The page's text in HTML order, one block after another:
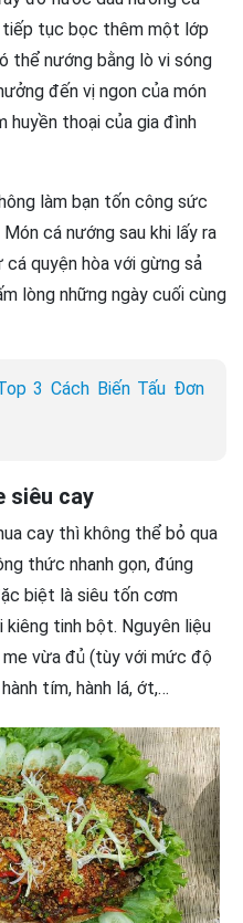
tiếp tục bọc thêm một lớp
thể nướng bằng lò vi sóng
đến vị ngon của món
huyền thoại của gia đình
làm bạn tốn công sức
cá nướng sau khi lấy ra
quyện hòa với gừng sả
lòng những ngày cuối cùng
3 Cách Biến Tấu Đơn
siêu cay
cay thì không thể bỏ qua
thức nhanh gọn, đúng
biệt là siêu tốn cơm
tinh bột. Nguyên liệu
vừa đủ (tùy với mức độ
tím, hành lá, ớt,…